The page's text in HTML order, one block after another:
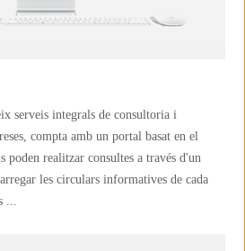
serveis integrals de consultoria i
compta amb un portal basat en el
poden realitzar consultes a través d'un
les circulars informatives de cada
...